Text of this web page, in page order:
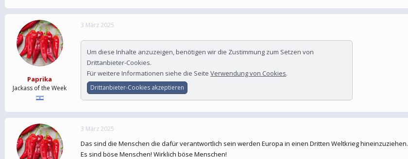
Paprika
Jackass of the Week
3 März 2025
Um diese Inhalte anzuzeigen, benötigen wir die Zustimmung zum Setzen von
Drittanbieter-Cookies.
Für weitere Informationen siehe die Seite Verwendung von Cookies.
Drittanbieter-Cookies akzeptieren
3 März 2025
Das sind die Menschen die dafür verantwortlich sein werden Europa in einen Dritten Weltkrieg hineinzuziehen.
Es sind böse Menschen! Wirklich böse Menschen!